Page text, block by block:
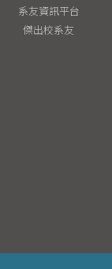
系友資訊平台
傑出校系友